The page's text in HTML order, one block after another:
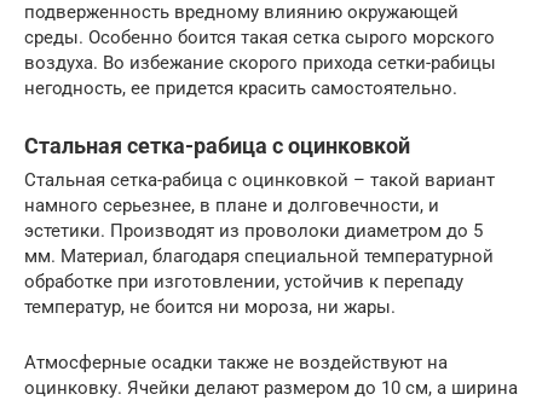
подверженность вредному влиянию окружающей
среды. Особенно боится такая сетка сырого морского
воздуха. Во избежание скорого прихода сетки-рабицы
негодность, ее придется красить самостоятельно.
Стальная сетка-рабица с оцинковкой
Стальная сетка-рабица с оцинковкой – такой вариант
намного серьезнее, в плане и долговечности, и
эстетики. Производят из проволоки диаметром до 5
мм. Материал, благодаря специальной температурной
обработке при изготовлении, устойчив к перепаду
температур, не боится ни мороза, ни жары.
Атмосферные осадки также не воздействуют на
оцинковку. Ячейки делают размером до 10 см, а ширина